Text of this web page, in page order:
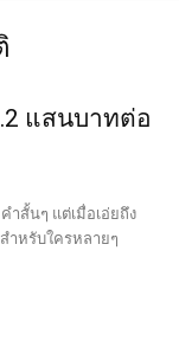
แสนบาทต่อ
ำสั้นๆ แต่เมื่อเอ่ยถึง
ำหรับใครหลายๆ